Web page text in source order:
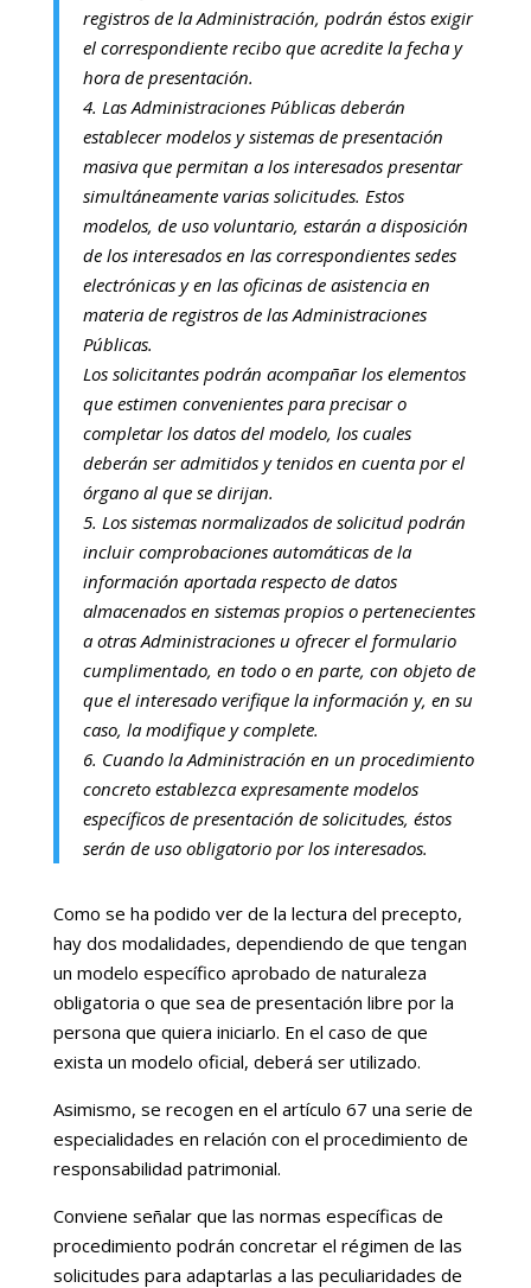
registros de la Administración, podrán éstos exigir
el correspondiente recibo que acredite la fecha y
hora de presentación.
4. Las Administraciones Públicas deberán
establecer modelos y sistemas de presentación
masiva que permitan a los interesados presentar
simultáneamente varias solicitudes. Estos
modelos, de uso voluntario, estarán a disposición
de los interesados en las correspondientes sedes
electrónicas y en las oficinas de asistencia en
materia de registros de las Administraciones
Públicas.
Los solicitantes podrán acompañar los elementos
que estimen convenientes para precisar o
completar los datos del modelo, los cuales
deberán ser admitidos y tenidos en cuenta por el
órgano al que se dirijan.
5. Los sistemas normalizados de solicitud podrán
incluir comprobaciones automáticas de la
información aportada respecto de datos
almacenados en sistemas propios o pertenecientes
a otras Administraciones u ofrecer el formulario
cumplimentado, en todo o en parte, con objeto de
que el interesado verifique la información y, en su
caso, la modifique y complete.
6. Cuando la Administración en un procedimiento
concreto establezca expresamente modelos
específicos de presentación de solicitudes, éstos
serán de uso obligatorio por los interesados.
Como se ha podido ver de la lectura del precepto,
hay dos modalidades, dependiendo de que tengan
un modelo específico aprobado de naturaleza
obligatoria o que sea de presentación libre por la
persona que quiera iniciarlo. En el caso de que
exista un modelo oficial, deberá ser utilizado.
Asimismo, se recogen en el artículo 67 una serie de
especialidades en relación con el procedimiento de
responsabilidad patrimonial.
Conviene señalar que las normas específicas de
procedimiento podrán concretar el régimen de las
solicitudes para adaptarlas a las peculiaridades de